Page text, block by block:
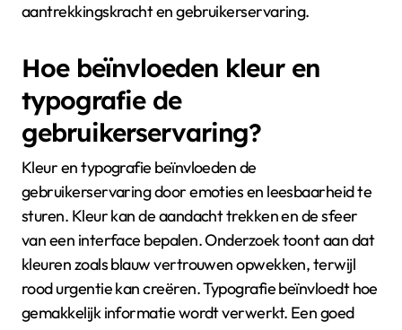
aantrekkingskracht en gebruikerservaring.
Hoe beïnvloeden kleur en
typografie de
gebruikerservaring?
Kleur en typografie beïnvloeden de
gebruikerservaring door emoties en leesbaarheid te
sturen. Kleur kan de aandacht trekken en de sfeer
van een interface bepalen. Onderzoek toont aan dat
kleuren zoals blauw vertrouwen opwekken, terwijl
rood urgentie kan creëren. Typografie beïnvloedt hoe
gemakkelijk informatie wordt verwerkt. Een goed